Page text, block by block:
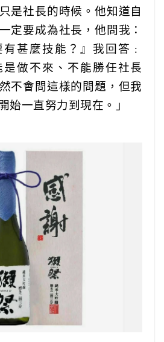
是社長的時候。他知道自
定要成為社長，他問我：
有甚麼技能？』我回答﹕
是做不來、不能勝任社長
不會問這樣的問題，但我
始一直努力到現在。」